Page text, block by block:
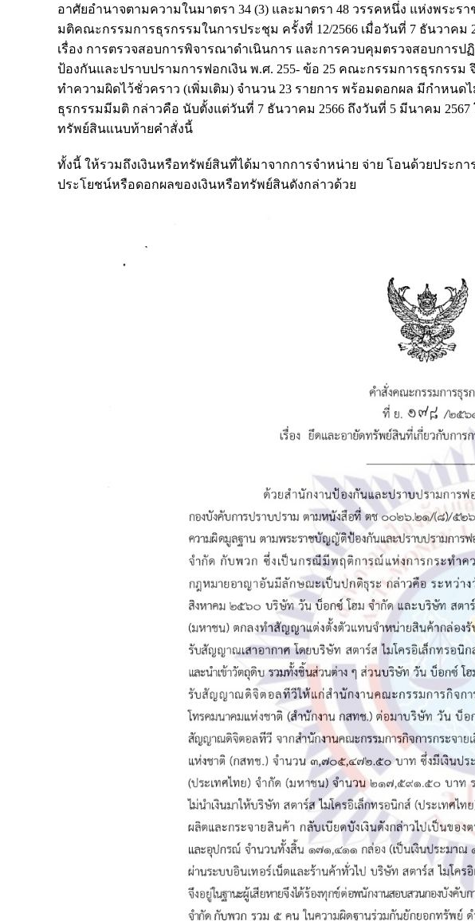
อาศัยอำนาจตามความในมาตรา 34 (3) และมาตรา 48 วรรคหนึ่ง แห่งพระ
มติคณะกรรมการธุรกรรมในการประชุม ครั้งที่ 12/2566 เมื่อวันที่ 7 ธันวาคม
เรื่อง การตรวจสอบการพิจารณาดำเนินการ และการควบคุมตรวจสอบการ
ป้องกันและปราบปรามการฟอกเงิน พ.ศ. 255- ข้อ 25 คณะกรรมการธุรกรรม
ทำความผิดไว้ชั่วคราว (เพิ่มเติม) จำนวน 23 รายการ พร้อมดอกผล มีกำหน
ธุรกรรมมีมติ กล่าวคือ นับตั้งแต่วันที่ 7 ธันวาคม 2566 ถึงวันที่ 5 มีนาคม
ทรัพย์สินแนบท้ายคำสั่งนี้
ทั้งนี้ ให้รวมถึงเงินหรือทรัพย์สินที่ได้มาจากการจำหน่าย จ่าย โอนด้วยประก
ประโยชน์หรือดอกผลของเงินหรือทรัพย์สินดังกล่าวด้วย